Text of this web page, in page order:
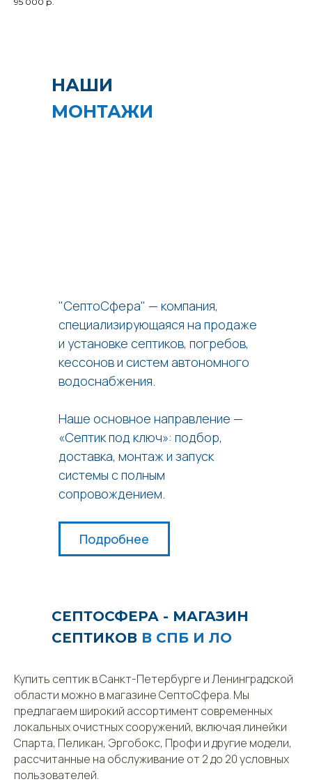
НАШИ
МОНТАЖИ
"СептоСфера" — компания,
специализирующаяся на продаже
и установке септиков, погребов,
кессонов и систем автономного
водоснабжения.
Наше основное направление —
«Септик под ключ»: подбор,
доставка, монтаж и запуск
системы с полным
сопровождением.
Подробнее
СЕПТОСФЕРА - МАГАЗИН
СЕПТИКОВ В СПБ И ЛО
Купить септик в Санкт-Петербурге и Ленинградской
области можно в магазине СептоСфера. Мы
предлагаем широкий ассортимент современных
локальных очистных сооружений, включая линейки
Спарта, Пеликан, Эргобокс, Профи и другие модели,
рассчитанные на обслуживание от 2 до 20 условных
пользователей.